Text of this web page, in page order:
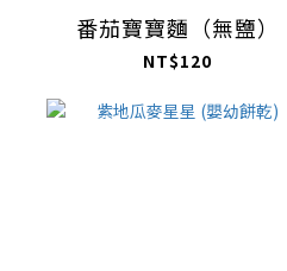
番茄寶寶麵（無鹽）
NT$120